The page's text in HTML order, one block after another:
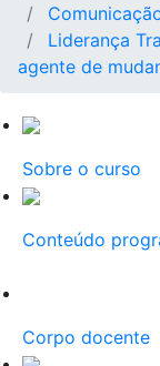
Liderança
agente de
Sobre o curso
Conteúdo
Corpo docente